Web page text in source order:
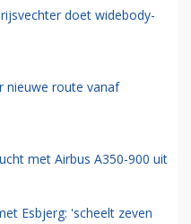
doet widebody-
nieuwe route vanaf
met Airbus A350-900 uit
Esbjerg: 'scheelt zeven